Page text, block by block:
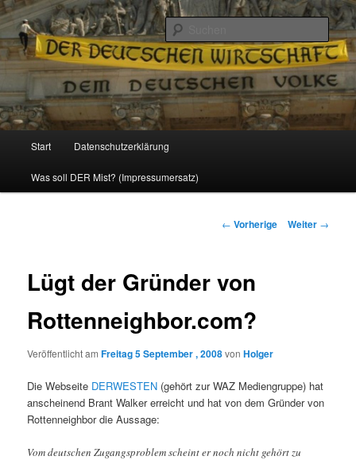
Reizzentrum
Politik, Wirtschaft, Soziales und Gesellschaft
Zum
Inhalt
Start Datenschutzerklärung
Was soll DER Mist? (Impressumersatz)
Beitrags-
← Vorherige Weiter →
Lügt der Gründer von
Rottenneighbor.com?
Veröffentlicht amFreitag 5 September , 2008vonHolger
Die Webseite DERWESTEN (gehört zur WAZ Mediengruppe) hat
anscheinend Brant Walker erreicht und hat von dem Gründer von
Rottenneighbor die Aussage:
Vom deutschen Zugangsproblem scheint er noch nicht gehört zu